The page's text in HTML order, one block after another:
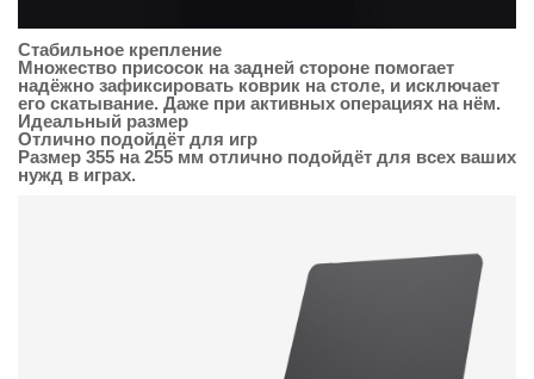
Стабильное крепление
Множество присосок на задней стороне помогает
надёжно зафиксировать коврик на столе, и исключает
его скатывание. Даже при активных операциях на нём.
Идеальный размер
Отлично подойдёт для игр
Размер 355 на 255 мм отлично подойдёт для всех ваших
нужд в играх.